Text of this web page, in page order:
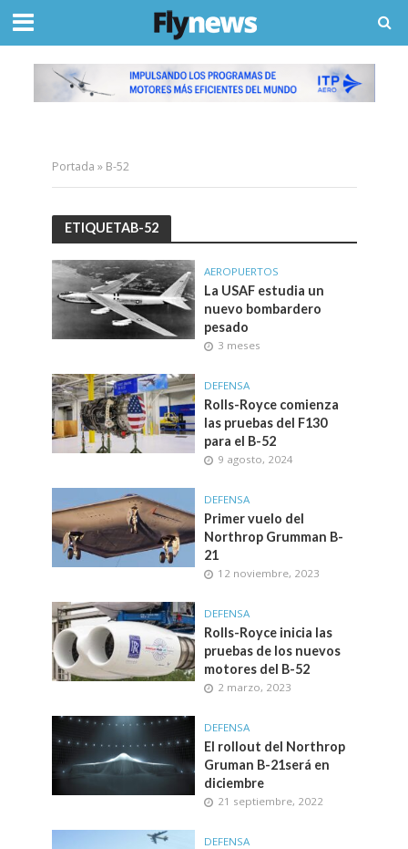
Portada » B-52
ETIQUETAB-52
AEROPUERTOS
La USAF estudia un
nuevo bombardero
pesado
3 meses
DEFENSA
Rolls-Royce comienza
las pruebas del F130
para el B-52
9 agosto, 2024
DEFENSA
Primer vuelo del
Northrop Grumman B-
21
12 noviembre, 2023
DEFENSA
Rolls-Royce inicia las
pruebas de los nuevos
motores del B-52
2 marzo, 2023
DEFENSA
El rollout del Northrop
Gruman B-21será en
diciembre
21 septiembre, 2022
DEFENSA